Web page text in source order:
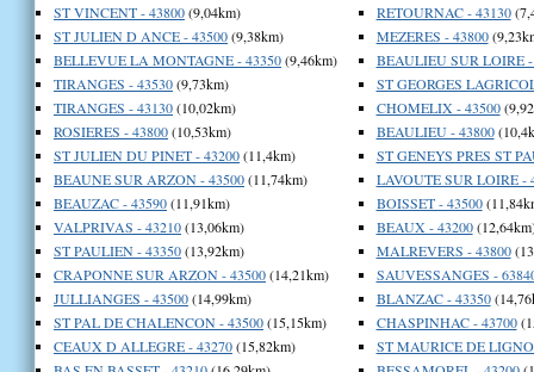
ST VINCENT - 43800(9,04km)
ST JULIEN D ANCE - 43500(9,38km)
BELLEVUE LA MONTAGNE - 43350(9,46km)
TIRANGES - 43530(9,73km)
TIRANGES - 43130(10,02km)
ROSIERES - 43800(10,53km)
ST JULIEN DU PINET - 43200(11,4km)
BEAUNE SUR ARZON - 43500(11,74km)
BEAUZAC - 43590(11,91km)
VALPRIVAS - 43210(13,06km)
ST PAULIEN - 43350(13,92km)
CRAPONNE SUR ARZON - 43500(14,21km)
JULLIANGES - 43500(14,99km)
ST PAL DE CHALENCON - 43500(15,15km)
CEAUX D ALLEGRE - 43270(15,82km)
RETOURNAC - 43130
MEZERES - 43800
BEAULIEU SUR LOIRE -
ST GEORGES
CHOMELIX - 43500
BEAULIEU - 43800
ST GENEYS PRES ST
LAVOUTE SUR LOIRE -
BOISSET - 43500
BEAUX - 43200
MALREVERS - 43800
SAUVESSANGES -
BLANZAC - 43350
CHASPINHAC - 43700
ST MAURICE DE